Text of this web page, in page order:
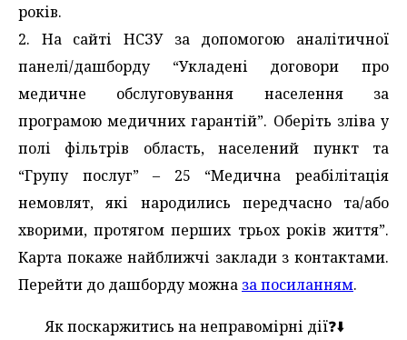
років.
2. На сайті НСЗУ за допомогою аналітичної
панелі/дашборду “Укладені договори про
медичне обслуговування населення за
програмою медичних гарантій”. Оберіть зліва у
полі фільтрів область, населений пункт та
“Групу послуг” – 25 “Медична реабілітація
немовлят, які народились передчасно та/або
хворими, протягом перших трьох років життя”.
Карта покаже найближчі заклади з контактами.
Перейти до дашборду можна за посиланням.
Як поскаржитись на неправомірні дії❓️⬇️